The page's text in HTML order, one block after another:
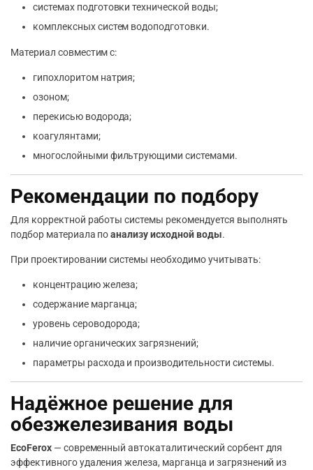
системах подготовки технической воды;
комплексных систем водоподготовки.
Материал совместим с:
гипохлоритом натрия;
озоном;
перекисью водорода;
коагулянтами;
многослойными фильтрующими системами.
Рекомендации по подбору
Для корректной работы системы рекомендуется выполнять
подбор материала поанализу исходной воды.
При проектировании системы необходимо учитывать:
концентрацию железа;
содержание марганца;
уровень сероводорода;
наличие органических загрязнений;
параметры расхода и производительности системы.
Надёжное решение для
обезжелезивания воды
EcoFerox— современный автокаталитический сорбент для
эффективного удаления железа, марганца и загрязнений из